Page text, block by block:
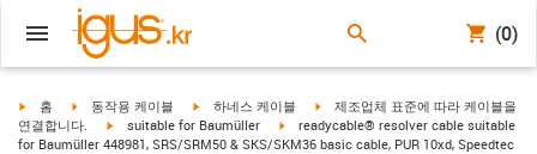
(0)
igus-icon-arrow-right
홈 igus-icon-arrow-right
동작용 케이블 igus-icon-arrow-right
하네스 케이블 igus-icon-arrow-right
제조업체 표준에 따라 케이블을
연결합니다.
igus-icon-arrow-right
suitable for Baumüller igus-icon-arrow-right
readycable® resolver cable suitable
for Baumüller 448981, SRS/SRM50 & SKS/SKM36 basic cable, PUR 10xd, Speedtec